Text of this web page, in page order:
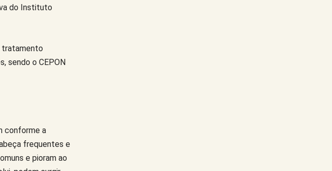
do Instituto
tratamento
sendo o CEPON
conforme a
frequentes e
e pioram ao